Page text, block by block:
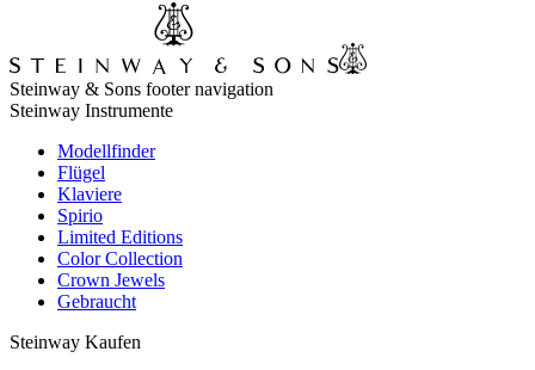
Steinway & Sons footer navigation
Steinway Instrumente
Modellfinder
Flügel
Klaviere
Spirio
Limited Editions
Color Collection
Crown Jewels
Gebraucht
Steinway Kaufen